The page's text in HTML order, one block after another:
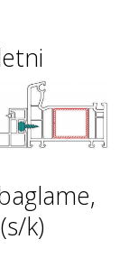
k)